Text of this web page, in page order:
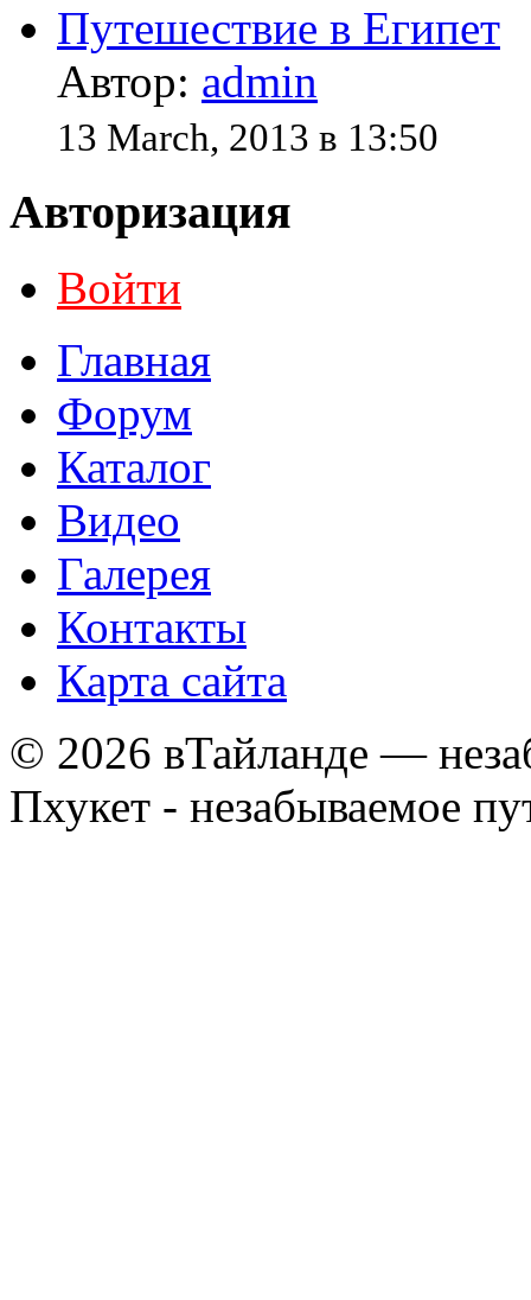
Путешествие в Египет
Автор: admin
13 March, 2013 в 13:50
Авторизация
Войти
Главная
Форум
Каталог
Видео
Галерея
Контакты
Карта сайта
© 2026 вТайланде —
Пхукет - незабываемое